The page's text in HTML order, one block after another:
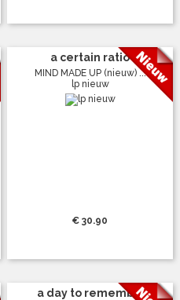
a certain ratio
MIND MADE UP (nieuw) ...
lp nieuw
€ 30.90
a day to rememb...